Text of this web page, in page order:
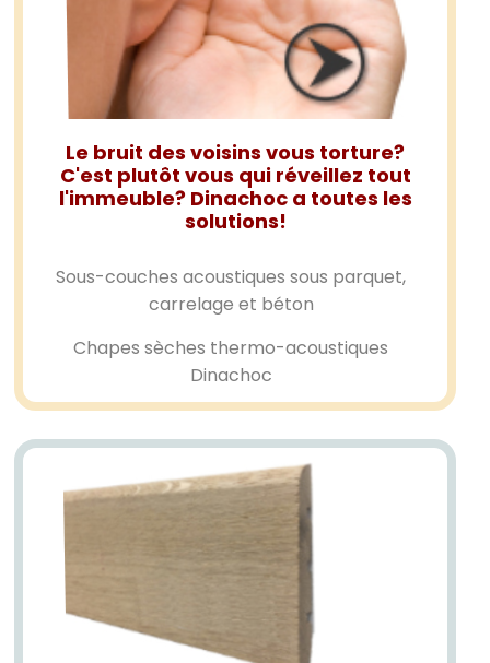
Le bruit des voisins vous torture?
C'est plutôt vous qui réveillez tout
l'immeuble? Dinachoc a toutes les
solutions!
Sous-couches acoustiques sous parquet,
carrelage et béton
Chapes sèches thermo-acoustiques
Dinachoc